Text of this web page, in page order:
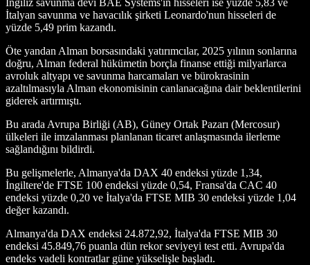
İtalyan savunma ve havacılık şirketi Leonardo'nun hisseleri de
yüzde 5,49 prim kazandı.
Öte yandan Alman borsasındaki yatırımcılar, 2025 yılının sonlarına
doğru, Alman federal hükümetin borçla finanse ettiği milyarlarca
avroluk altyapı ve savunma harcamaları ve bürokrasinin
azaltılmasıyla Alman ekonomisinin canlanacağına dair beklentilerini
giderek artırmıştı.
Bu arada Avrupa Birliği (AB), Güney Ortak Pazarı (Mercosur)
ülkeleri ile imzalanması planlanan ticaret anlaşmasında ilerleme
sağlandığını bildirdi.
Bu gelişmelerle, Almanya'da DAX 40 endeksi yüzde 1,34,
İngiltere'de FTSE 100 endeksi yüzde 0,54, Fransa'da CAC 40
endeksi yüzde 0,20 ve İtalya'da FTSE MIB 30 endeksi yüzde 1,04
değer kazandı.
Almanya'da DAX endeksi 24.872,92, İtalya'da FTSE MIB 30
endeksi 45.849,76 puanla dün rekor seviyeyi test etti. Avrupa'da
endeks vadeli kontratlar güne yükselişle başladı.